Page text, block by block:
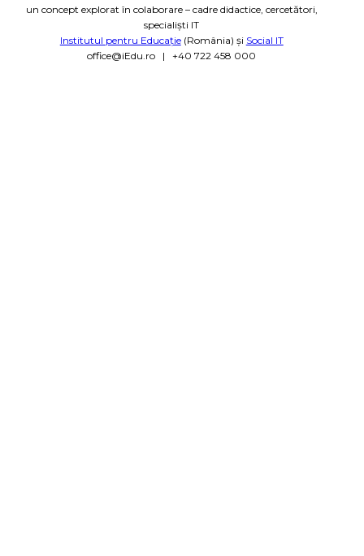
un concept explorat în colaborare – cadre didactice, cercetători,
specialiști IT
Institutul pentru Educație(România) și Social IT
office@iEdu.ro | +40 722 458 000